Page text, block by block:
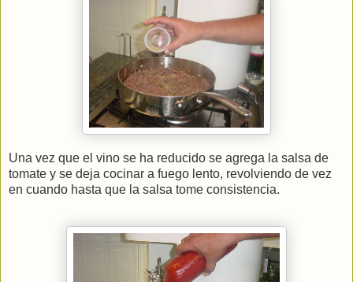
Una vez que el vino se ha reducido se agrega la salsa de
tomate y se deja cocinar a fuego lento, revolviendo de vez
en cuando hasta que la salsa tome consistencia.